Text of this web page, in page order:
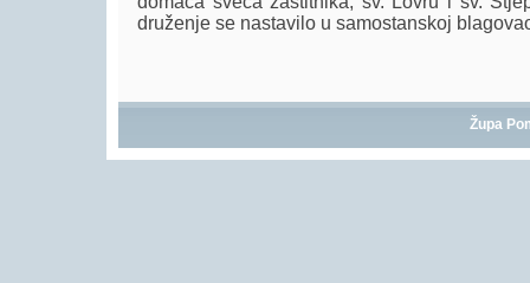
druženje se nastavilo u samostanskoj
Župa